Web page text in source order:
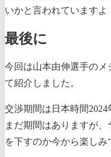
いかと言われていますよ
最後に
今回は山本由伸選手の
て紹介しました。
交渉期間は日本時間2024
まだ期間はありますが
を下すのか今から楽しみ